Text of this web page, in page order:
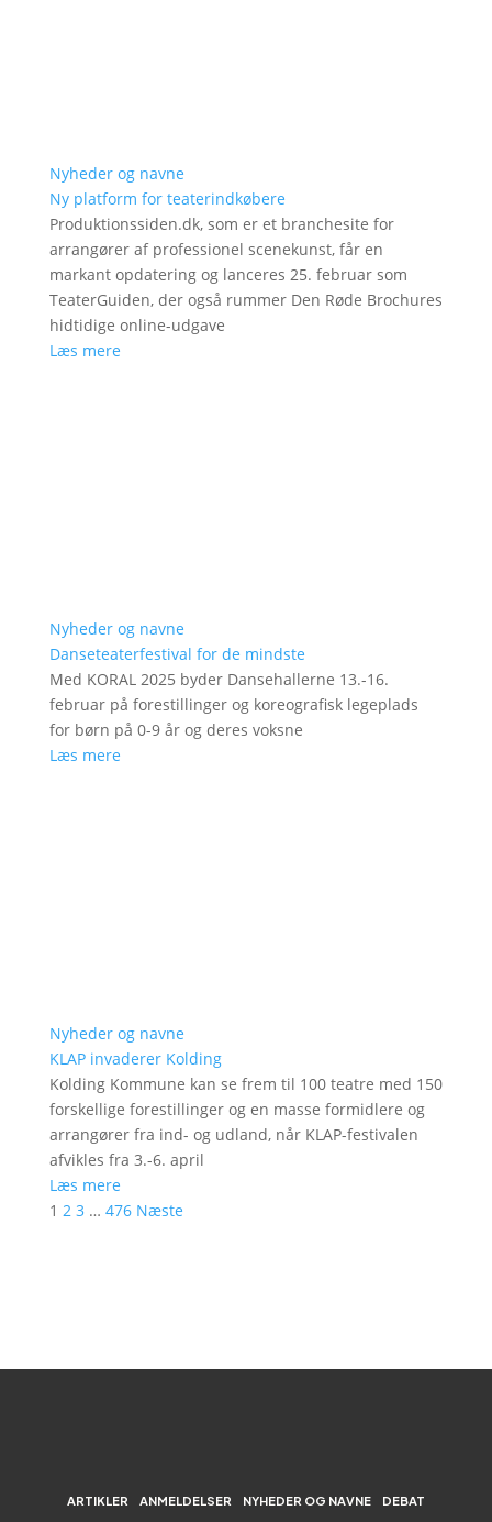
Nyheder og navne
Ny platform for teaterindkøbere
Produktionssiden.dk, som er et branchesite for
arrangører af professionel scenekunst, får en
markant opdatering og lanceres 25. februar som
TeaterGuiden, der også rummer Den Røde Brochures
hidtidige online-udgave
Læs mere
Nyheder og navne
Danseteaterfestival for de mindste
Med KORAL 2025 byder Dansehallerne 13.-16.
februar på forestillinger og koreografisk legeplads
for børn på 0-9 år og deres voksne
Læs mere
Nyheder og navne
KLAP invaderer Kolding
Kolding Kommune kan se frem til 100 teatre med 150
forskellige forestillinger og en masse formidlere og
arrangører fra ind- og udland, når KLAP-festivalen
afvikles fra 3.-6. april
Læs mere
1 2 3 … 476 Næste
ARTIKLER ANMELDELSER NYHEDER OG NAVNE DEBAT